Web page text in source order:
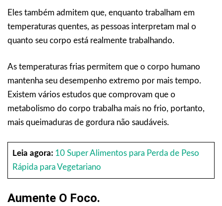
Eles também admitem que, enquanto trabalham em
temperaturas quentes, as pessoas interpretam mal o
quanto seu corpo está realmente trabalhando.
As temperaturas frias permitem que o corpo humano
mantenha seu desempenho extremo por mais tempo.
Existem vários estudos que comprovam que o
metabolismo do corpo trabalha mais no frio, portanto,
mais queimaduras de gordura não saudáveis.
Leia agora: 10 Super Alimentos para Perda de Peso
Rápida para Vegetariano
Aumente O Foco.